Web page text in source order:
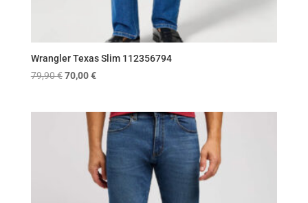
Wrangler Texas Slim 112356794
79,90€ Original
79,90 €.
70,00€Η
είναι:
70,00 €.